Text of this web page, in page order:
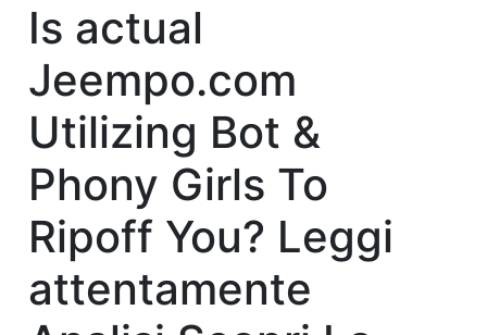
Is actual
Jeempo.com
Utilizing Bot &
Phony Girls To
Ripoff You? Leggi
attentamente